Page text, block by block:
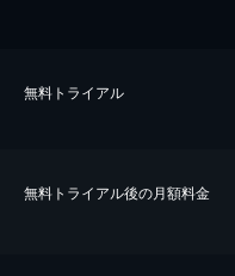
無料トライアル
無料トライアル後の⽉額料金